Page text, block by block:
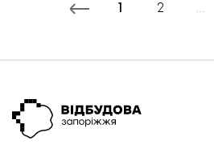
людина, серед них 140 жінок і
1 2 …